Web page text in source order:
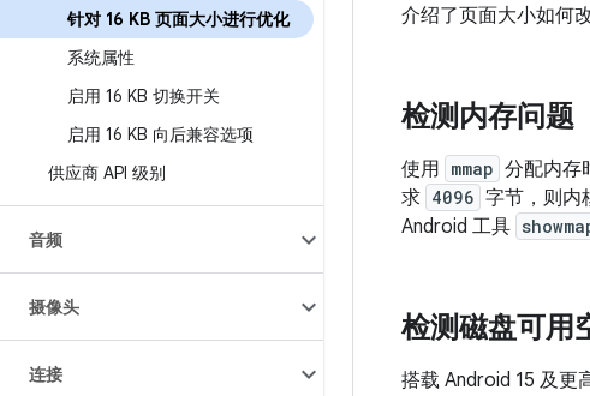
针对 16 KB 页面大小进行优化
系统属性
启用 16 KB 切换开关
启用 16 KB 向后兼容选项
供应商 API 级别
音频
摄像头
连接
介绍了页面大小如何
检测内存问题
使用 mmap 分配内存
求 4096 字节，则内
Android 工具
检测磁盘可用
搭载 Android 15 及更